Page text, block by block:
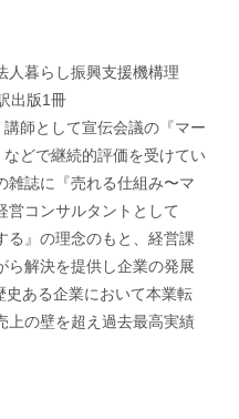
人暮らし振興支援機構理
出版1冊
師として宣伝会議の『マー
どで継続的評価を受けてい
雑誌に『売れる仕組み〜マ
営コンサルタントとして
る』の理念のもと、経営課
ら解決を提供し企業の発展
ある企業において本業転
上の壁を超え過去最高実績